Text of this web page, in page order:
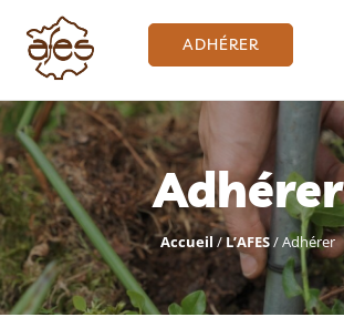
ADHÉRER
Adhérer
Accueil/L’AFES/Adhérer